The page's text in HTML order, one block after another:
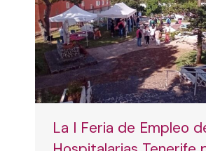
La I Feria de Empleo